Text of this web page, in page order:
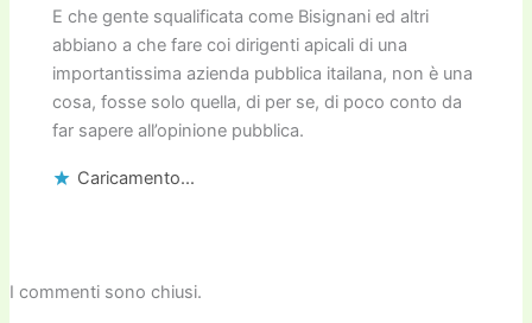
E che gente squalificata come Bisignani ed altri
abbiano a che fare coi dirigenti apicali di una
importantissima azienda pubblica itailana, non è una
cosa, fosse solo quella, di per se, di poco conto da
far sapere all’opinione pubblica.
Caricamento...
I commenti sono chiusi.